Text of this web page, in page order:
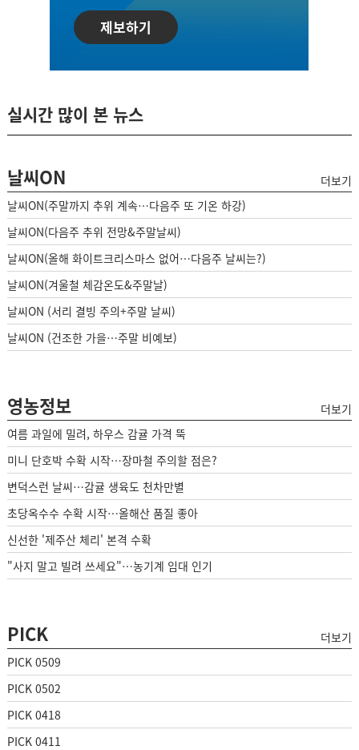
제보하기
실시간 많이 본 뉴스
날씨ON
더보기
날씨ON(주말까지 추위 계속…다음주 또 기온 하강)
날씨ON(다음주 추위 전망&주말날씨)
날씨ON(올해 화이트크리스마스 없어…다음주 날씨는?)
날씨ON(겨울철 체감온도&주말날)
날씨ON (서리 결빙 주의+주말 날씨)
날씨ON (건조한 가을…주말 비예보)
영농정보
더보기
여름 과일에 밀려, 하우스 감귤 가격 뚝
미니 단호박 수확 시작…장마철 주의할 점은?
변덕스런 날씨…감귤 생육도 천차만별
초당옥수수 수확 시작…올해산 품질 좋아
신선한 '제주산 체리' 본격 수확
"사지 말고 빌려 쓰세요"…농기계 임대 인기
PICK
더보기
PICK 0509
PICK 0502
PICK 0418
PICK 0411